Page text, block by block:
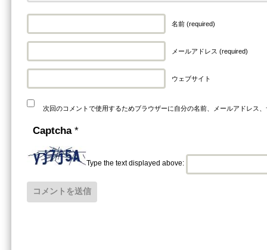
名前 (required)
メールアドレス (required)
ウェブサイト
次回のコメントで使用するためブラウザーに自分の名前、メールアドレス
Captcha *
Type the text displayed above: